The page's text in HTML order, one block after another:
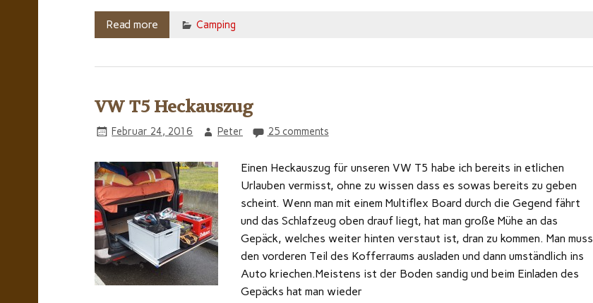
Read more Camping
VW T5 Heckauszug
Februar 24, 2016 Peter 25 comments
Einen Heckauszug für unseren VW T5 habe ich bereits in etlichen
Urlauben vermisst, ohne zu wissen dass es sowas bereits zu geben
scheint. Wenn man mit einem Multiflex Board durch die Gegend fährt
und das Schlafzeug oben drauf liegt, hat man große Mühe an das
Gepäck, welches weiter hinten verstaut ist, dran zu kommen. Man muss
den vorderen Teil des Kofferraums ausladen und dann umständlich ins
Auto kriechen.Meistens ist der Boden sandig und beim Einladen des
Gepäcks hat man wieder